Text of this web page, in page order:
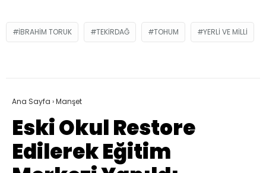
IBRAHIM TORUK TEKIRDAĞ TOHUM YERLI VE MILLI
Ana Sayfa ›Manşet
Eski Okul Restore
Edilerek Eğitim